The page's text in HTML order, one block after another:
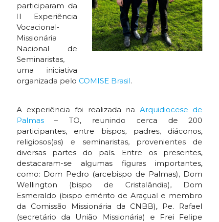
participaram da
II Experiência
Vocacional-
Missionária
Nacional de
Seminaristas,
uma iniciativa
organizada pelo COMISE Brasil.
A experiência foi realizada na Arquidiocese de
Palmas– TO, reunindo cerca de 200
participantes, entre bispos, padres, diáconos,
religiosos(as) e seminaristas, provenientes de
diversas partes do país. Entre os presentes,
destacaram-se algumas figuras importantes,
como: Dom Pedro (arcebispo de Palmas), Dom
Wellington (bispo de Cristalândia), Dom
Esmeraldo (bispo emérito de Araçuaí e membro
da Comissão Missionária da CNBB), Pe. Rafael
(secretário da União Missionária) e Frei Felipe